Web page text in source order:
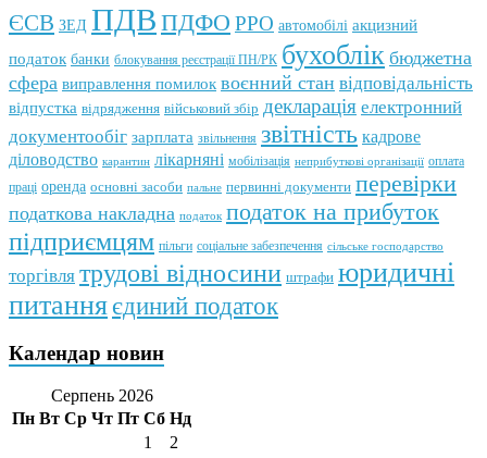
ЄСВ ЗЕД ПДВ ПДФО РРО автомобілі акцизний
податок банки блокування реєстрації ПН/РК бухоблік бюджетна
сфера виправлення помилок воєнний стан відповідальність
відпустка відрядження військовий збір декларація електронний
документообіг зарплата звільнення звітність кадрове
діловодство карантин лікарняні мобілізація неприбуткові організації оплата
праці оренда основні засоби пальне первинні документи перевірки
податкова накладна податок податок на прибуток
підприємцям пільги соціальне забезпечення сільське господарство
торгівля трудові відносини штрафи юридичні
питанняєдиний податок
Календар новин
Серпень 2026
Пн Вт Ср Чт Пт Сб Нд
1
2